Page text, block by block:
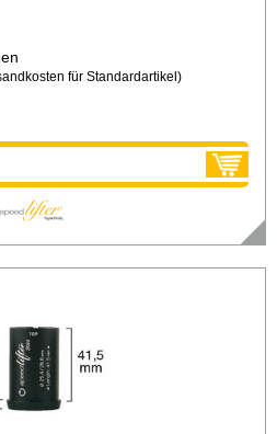
für Standardartikel)